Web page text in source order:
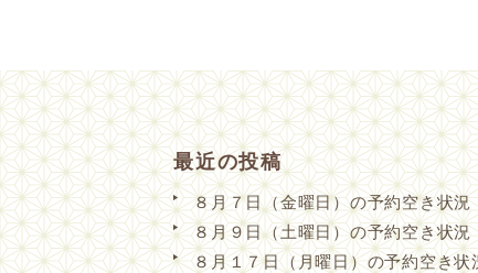
最近の投稿
８月７日（金曜日）の予約空き状況
８月９日（土曜日）の予約空き状況
８月１７日（月曜日）の予約空き状